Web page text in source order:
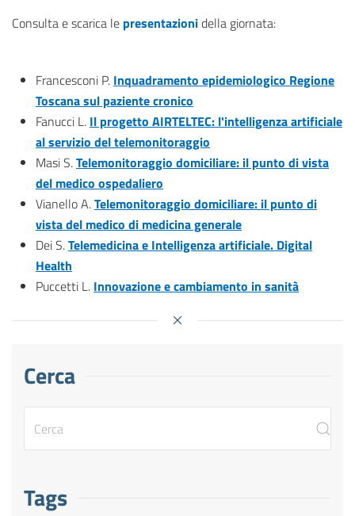
Consulta e scarica le presentazionidella giornata:
Francesconi P. Inquadramento epidemiologico Regione
Toscana sul paziente cronico
Fanucci L. Il progetto AIRTELTEC: l'intelligenza artificiale
al servizio del telemonitoraggio
Masi S.Telemonitoraggio domiciliare: il punto di vista
del medico ospedaliero
Vianello A.Telemonitoraggio domiciliare: il punto di
vista del medico di medicina generale
Dei S.Telemedicina e Intelligenza artificiale. Digital
Health
Puccetti L. Innovazione e cambiamento in sanità
Cerca
Tags